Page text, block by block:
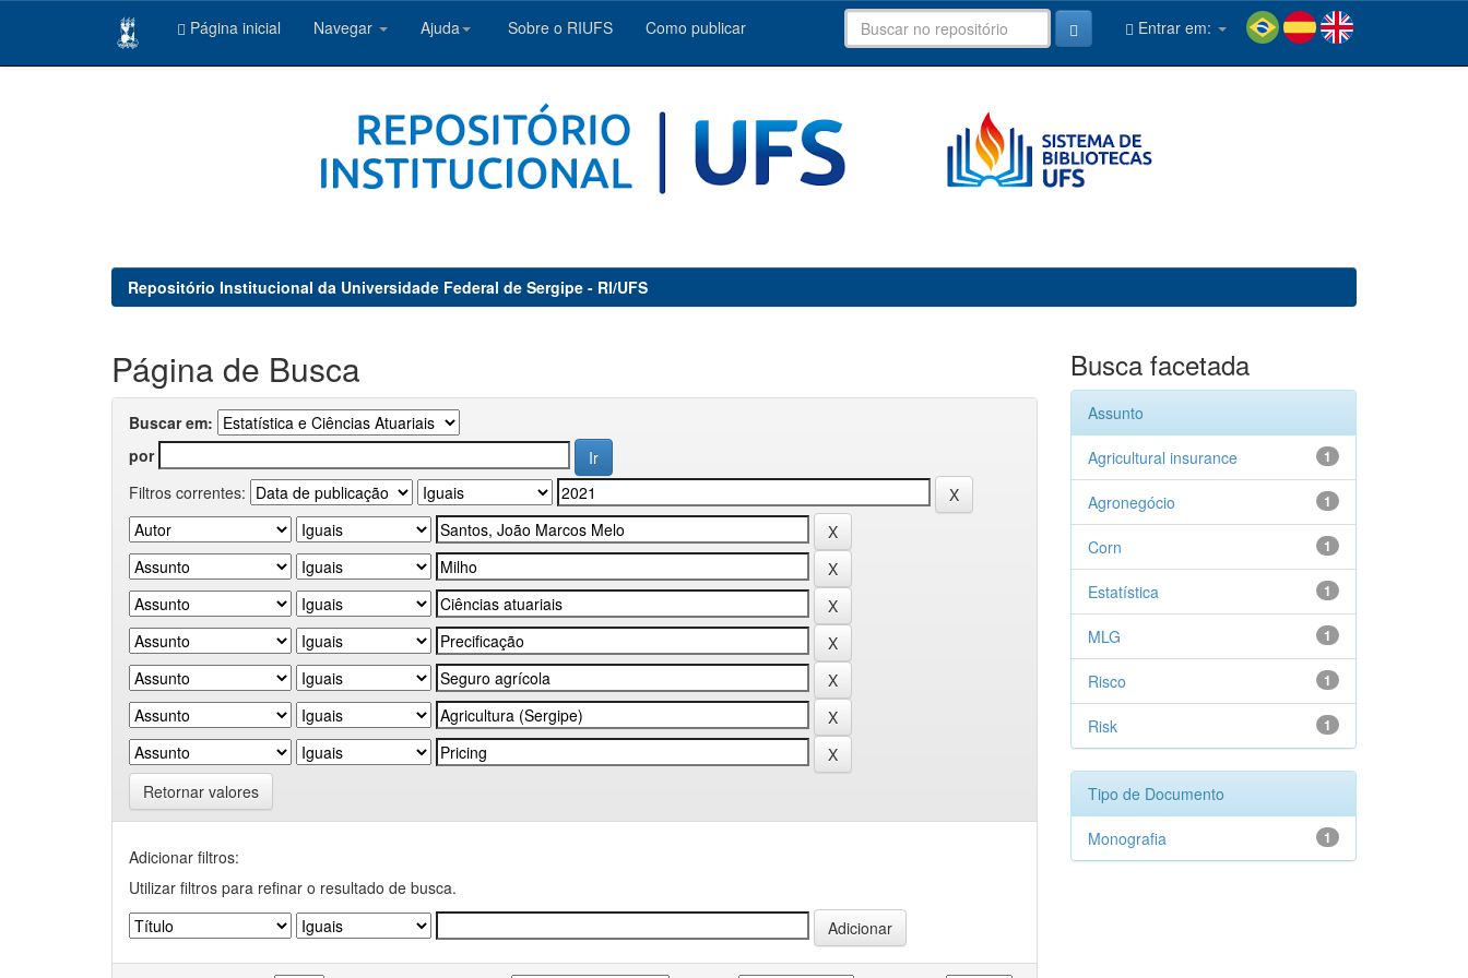
Página inicial Navegar Ajuda Sobre o RIUFS Como publicar Entrar em:
Repositório Institucional da Universidade Federal de Sergipe - RI/UFS
Página de Busca
Buscar em:
por
Filtros correntes:
Retornar valores
Adicionar filtros:
Utilizar filtros para refinar o resultado de busca.
Busca facetada
Assunto
1
Agricultural insurance
1
Agronegócio
1
Corn
1
Estatística
1
MLG
1
Risco
1
Risk
Tipo de Documento
1
Monografia